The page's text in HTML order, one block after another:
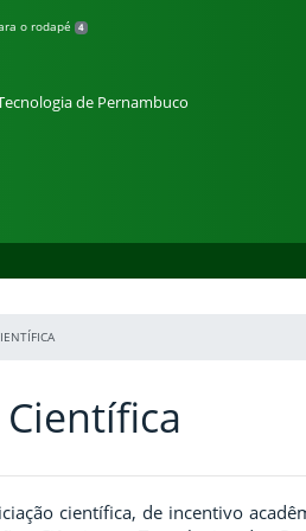
o rodapé 4
de Pernambuco
científica, de incentivo